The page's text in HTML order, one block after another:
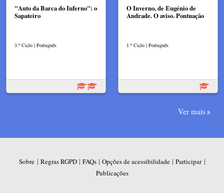
"Auto da Barca do Inferno": o
Sapateiro
3.º Ciclo | Português
O Inverno, de Eugénio de
Andrade. O aviso. Pontuação
1.º Ciclo | Português
Ver mais
Sobre | Regras RGPD| FAQs| Opções de acessibilidade| Participar|
Publicações